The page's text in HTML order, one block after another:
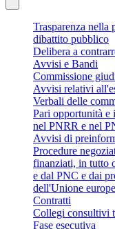
Trasparenza nella
dibattito pubblico
Delibera a
Avvisi e Bandi
Commissione
Avvisi relativi
Verbali delle
Pari opportunità e
nel PNRR e nel
Avvisi di
Procedure
finanziati, in tutto
e dal PNC e dai
dell'Unione
Contratti
Collegi consultivi
Fase esecutiva